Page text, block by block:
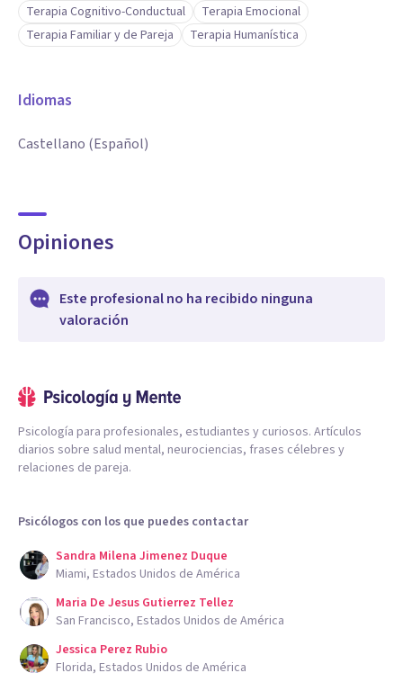
Terapia Cognitivo-Conductual
Terapia Emocional
Terapia Familiar y de Pareja
Terapia Humanística
Idiomas
Castellano (Español)
Opiniones
Este profesional no ha recibido ninguna
valoración
Psicología para profesionales, estudiantes y curiosos. Artículos
diarios sobre salud mental, neurociencias, frases célebres y
relaciones de pareja.
Psicólogos con los que puedes contactar
Sandra Milena Jimenez Duque
Miami, Estados Unidos de América
Maria De Jesus Gutierrez Tellez
San Francisco, Estados Unidos de América
Jessica Perez Rubio
Florida, Estados Unidos de América